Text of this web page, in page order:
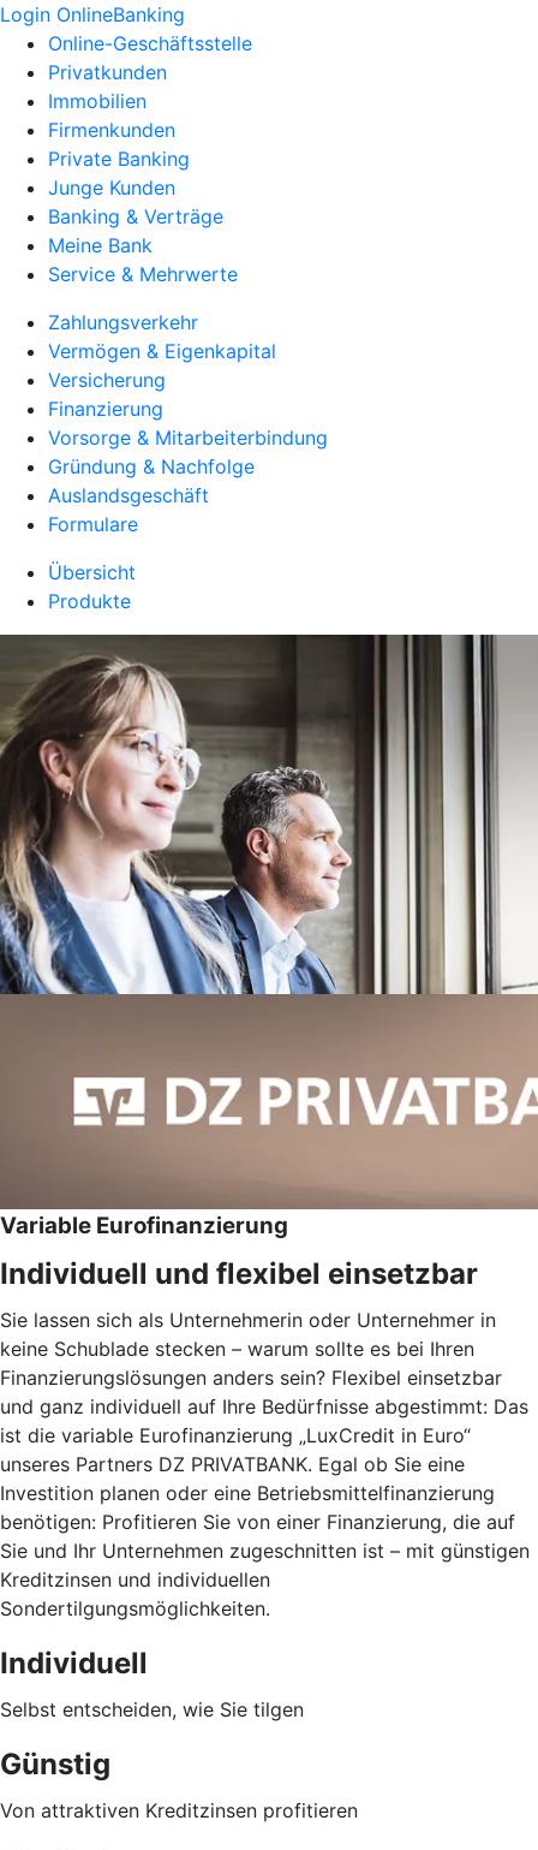
Login OnlineBanking
Online-Geschäftsstelle
Privatkunden
Immobilien
Firmenkunden
Private Banking
Junge Kunden
Banking & Verträge
Meine Bank
Service & Mehrwerte
Zahlungsverkehr
Vermögen & Eigenkapital
Versicherung
Finanzierung
Vorsorge & Mitarbeiterbindung
Gründung & Nachfolge
Auslandsgeschäft
Formulare
Übersicht
Produkte
Variable Eurofinanzierung
Individuell und flexibel einsetzbar
Sie lassen sich als Unternehmerin oder Unternehmer in
keine Schublade stecken – warum sollte es bei Ihren
Finanzierungslösungen anders sein? Flexibel einsetzbar
und ganz individuell auf Ihre Bedürfnisse abgestimmt: Das
ist die variable Eurofinanzierung „LuxCredit in Euro“
unseres Partners DZ PRIVATBANK. Egal ob Sie eine
Investition planen oder eine Betriebsmittelfinanzierung
benötigen: Profitieren Sie von einer Finanzierung, die auf
Sie und Ihr Unternehmen zugeschnitten ist – mit günstigen
Kreditzinsen und individuellen
Sondertilgungsmöglichkeiten.
Individuell
Selbst entscheiden, wie Sie tilgen
Günstig
Von attraktiven Kreditzinsen profitieren